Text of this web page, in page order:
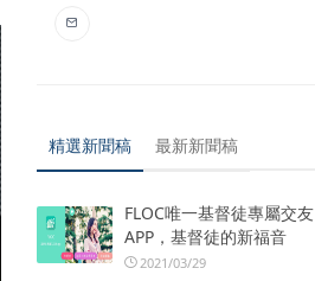
精選新聞稿 最新新聞稿
FLOC唯一基督徒專屬交友
APP，基督徒的新福音
2021/03/29